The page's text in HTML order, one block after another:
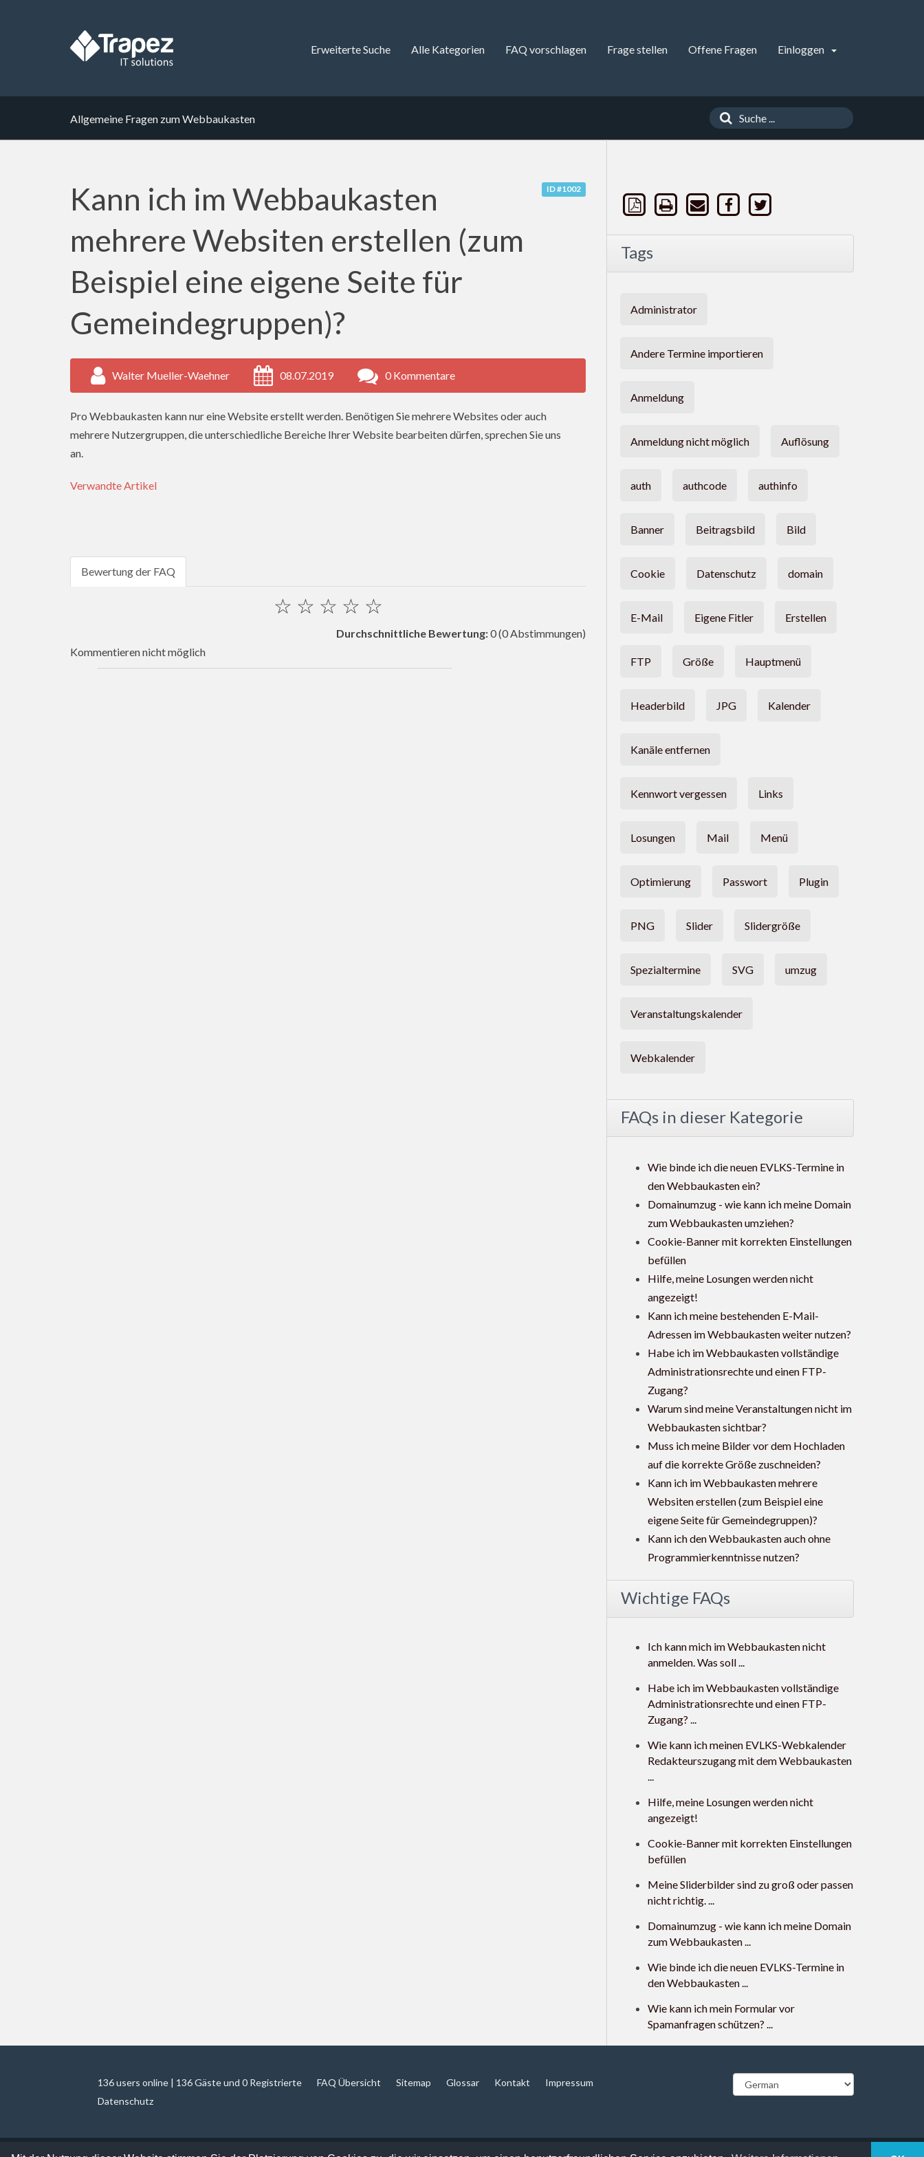
Erweiterte Suche Alle Kategorien FAQ vorschlagen Frage stellen Offene Fragen Einloggen
Allgemeine Fragen zum Webbaukasten
ID #1002
Kann ich im Webbaukasten
mehrere Websiten erstellen (zum
Beispiel eine eigene Seite für
Gemeindegruppen)?
Walter Mueller-Waehner 08.07.2019 0 Kommentare
Pro Webbaukasten kann nur eine Website erstellt werden. Benötigen Sie mehrere Websites oder auch
mehrere Nutzergruppen, die unterschiedliche Bereiche Ihrer Website bearbeiten dürfen, sprechen Sie uns
an.
Verwandte Artikel
Bewertung der FAQ
☆
☆
☆
☆
☆
Durchschnittliche Bewertung:0(0 Abstimmungen)
Kommentieren nicht möglich
Tags
Administrator
Andere Termine importieren
Anmeldung
Anmeldung nicht möglich Auflösung
auth authcode authinfo
Banner Beitragsbild Bild
Cookie Datenschutz domain
E-Mail Eigene Fitler Erstellen
FTP Größe Hauptmenü
Headerbild JPG Kalender
Kanäle entfernen
Kennwort vergessen Links
Losungen Mail Menü
Optimierung Passwort Plugin
PNG Slider Slidergröße
Spezialtermine SVG umzug
Veranstaltungskalender
Webkalender
FAQs in dieser Kategorie
Wie binde ich die neuen EVLKS-Termine in
den Webbaukasten ein?
Domainumzug - wie kann ich meine Domain
zum Webbaukasten umziehen?
Cookie-Banner mit korrekten Einstellungen
befüllen
Hilfe, meine Losungen werden nicht
angezeigt!
Kann ich meine bestehenden E-Mail-
Adressen im Webbaukasten weiter nutzen?
Habe ich im Webbaukasten vollständige
Administrationsrechte und einen FTP-
Zugang?
Warum sind meine Veranstaltungen nicht im
Webbaukasten sichtbar?
Muss ich meine Bilder vor dem Hochladen
auf die korrekte Größe zuschneiden?
Kann ich im Webbaukasten mehrere
Websiten erstellen (zum Beispiel eine
eigene Seite für Gemeindegruppen)?
Kann ich den Webbaukasten auch ohne
Programmierkenntnisse nutzen?
Wichtige FAQs
Ich kann mich im Webbaukasten nicht
anmelden. Was soll ...
Habe ich im Webbaukasten vollständige
Administrationsrechte und einen FTP-
Zugang? ...
Wie kann ich meinen EVLKS-Webkalender
Redakteurszugang mit dem Webbaukasten
...
Hilfe, meine Losungen werden nicht
angezeigt!
Cookie-Banner mit korrekten Einstellungen
befüllen
Meine Sliderbilder sind zu groß oder passen
nicht richtig. ...
Domainumzug - wie kann ich meine Domain
zum Webbaukasten ...
Wie binde ich die neuen EVLKS-Termine in
den Webbaukasten ...
Wie kann ich mein Formular vor
Spamanfragen schützen? ...
136 users online | 136 Gäste und 0 Registrierte FAQ Übersicht Sitemap Glossar Kontakt
Impressum
Datenschutz